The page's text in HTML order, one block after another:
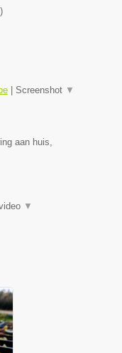
)
Screenshot ▼
aan huis,
▼